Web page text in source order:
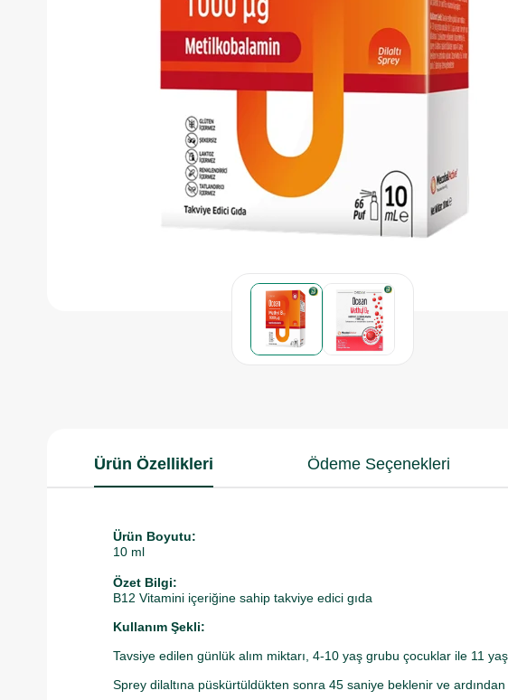
Ürün Özellikleri Ödeme Seçenekleri
Ürün Boyutu:
10 ml
Özet Bilgi:
B12 Vitamini içeriğine sahip takviye edici gıda
Kullanım Şekli:
Tavsiye edilen günlük alım miktarı, 4-10 yaş grubu çocuklar ile 11
Sprey dilaltına püskürtüldükten sonra 45 saniye beklenir ve ardından